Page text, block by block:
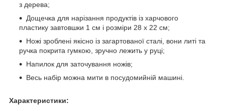
з дерева;
Дощечка для нарізання продуктів із харчового
пластику завтовшки 1 см і розміри 28 х 22 см;
Ножі зроблені якісно із загартованої сталі, вони литі та
ручка покрита гумкою, зручно лежить у руці;
Напилок для заточування ножів;
Весь набір можна мити в посудомийній машині.
Характеристики: